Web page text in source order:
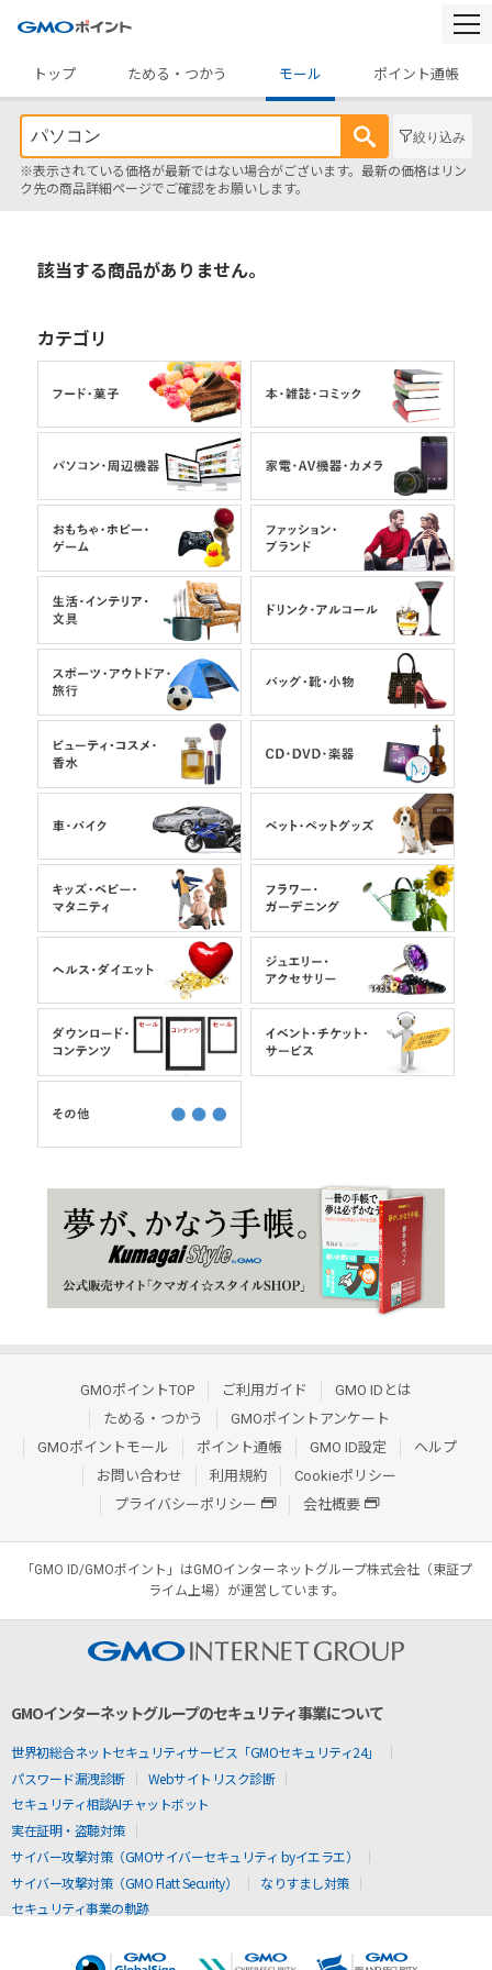
トップ
ためる・つかう モール ポイント通帳
絞り込み
※表示されている価格が最新ではない場合がございます。最新の価格はリン
ク先の商品詳細ページでご確認をお願いします。
該当する商品がありません。
カテゴリ
GMOポイントTOP ご利用ガイド
GMO IDとは
ためる・つかう
GMOポイントアンケート
GMOポイントモール
ポイント通帳 GMO ID設定
ヘルプ
お問い合わせ
利用規約
Cookieポリシー
プライバシーポリシー
会社概要
「GMO ID/GMOポイント」はGMOインターネットグループ株式会社（東証プ
ライム上場）が運営しています。
GMOインターネットグループのセキュリティ事業について
世界初総合ネットセキュリティサービス「GMOセキュリティ24」
パスワード漏洩診断
Webサイトリスク診断
セキュリティ相談AIチャットボット
実在証明・盗聴対策
サイバー攻撃対策（GMOサイバーセキュリティ byイエラエ）
サイバー攻撃対策（GMO Flatt Security）
なりすまし対策
セキュリティ事業の軌跡